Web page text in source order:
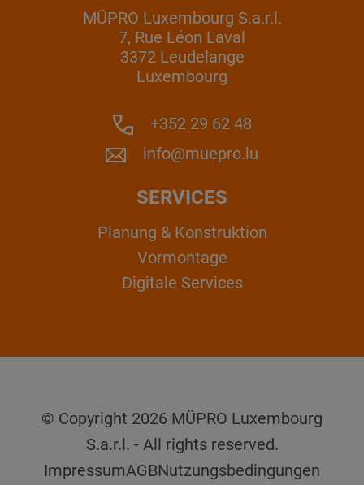
MÜPRO Luxembourg S.a.r.l.
7, Rue Léon Laval
3372 Leudelange
Luxembourg
+352 29 62 48
info@muepro.lu
SERVICES
Planung & Konstruktion
Vormontage
Digitale Services
© Copyright 2026 MÜPRO Luxembourg
S.a.r.l. - All rights reserved.
ImpressumAGBNutzungsbedingungen